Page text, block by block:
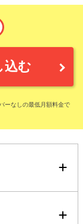
込む
ーなしの最低月額料金で